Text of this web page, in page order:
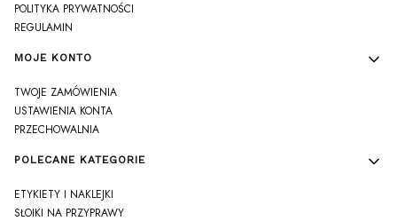
POLITYKA PRYWATNOŚCI
REGULAMIN
MOJE KONTO
TWOJE ZAMÓWIENIA
USTAWIENIA KONTA
PRZECHOWALNIA
POLECANE KATEGORIE
ETYKIETY I NAKLEJKI
SŁOIKI NA PRZYPRAWY